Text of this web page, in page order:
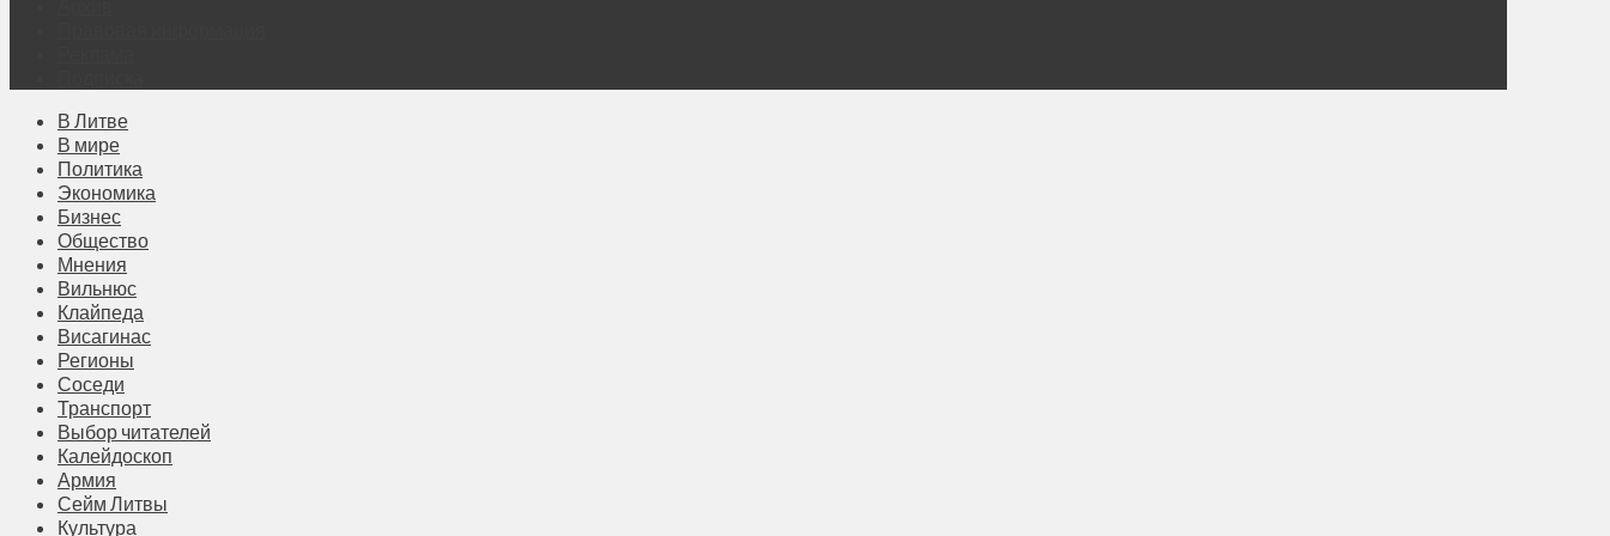
В Литве
В мире
Политика
Экономика
Бизнес
Общество
Мнения
Вильнюс
Клайпеда
Висагинас
Регионы
Соседи
Транспорт
Выбор читателей
Калейдоскоп
Армия
Сейм Литвы
Культура